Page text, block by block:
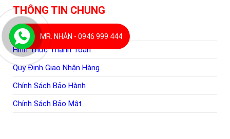
THÔNG TIN CHUNG
Hướng Dẫn Mua Hàng
Hình Thức Thanh Toán
Quy Định Giao Nhận Hàng
Chính Sách Bảo Hành
Chính Sách Bảo Mật
MR. NHÂN - 0946 999 444